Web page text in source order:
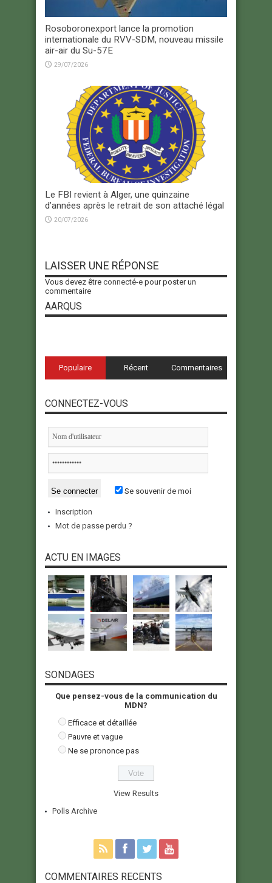
Rosoboronexport lance la promotion
internationale du RVV-SDM, nouveau missile
air-air du Su-57E
29/07/2026
Le FBI revient à Alger, une quinzaine
d’années après le retrait de son attaché légal
20/07/2026
LAISSER UNE RÉPONSE
Vous devez être connecté-e pour poster un
commentaire
AARQUS
Populaire Récent Commentaires
CONNECTEZ-VOUS
Se souvenir de moi
Inscription
Mot de passe perdu ?
ACTU EN IMAGES
SONDAGES
Que pensez-vous de la communication du
MDN?
Efficace et détaillée
Pauvre et vague
Ne se prononce pas
View Results
Polls Archive
COMMENTAIRES RECENTS